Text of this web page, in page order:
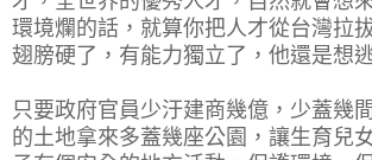
環境爛的話，就算你把人才從台灣拉
翅膀硬了，有能力獨立了，他還是想
只要政府官員少汙建商幾億，少蓋幾
的土地拿來多蓋幾座公園，讓生育兒